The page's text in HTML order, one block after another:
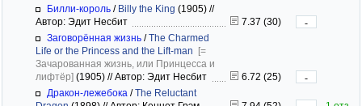
Билли-король / Billy the King (1905) //
Автор: Эдит Несбит
7.37 (30)
-
Заговорённая жизнь /The Charmed
Life or the Princess and the Lift-man [=
Зачарованная жизнь, или Принцесса и
лифтёр] (1905) //Автор: Эдит Несбит 6.72 (25)
-
Дракон-лежебока /The Reluctant